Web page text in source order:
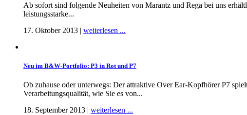
Ab sofort sind folgende Neuheiten von Marantz und Rega bei uns
leistungsstarke...
17. Oktober 2013 | weiterlesen ...
Neu im B&W-Portfolio: P3 in Rot und P7
Ob zuhause oder unterwegs: Der attraktive Over Ear-Kopfhörer P7
Verarbeitungsqualität, wie Sie es von...
18. September 2013 | weiterlesen ...